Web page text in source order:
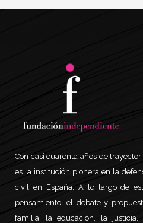
Con casi cuarenta años de
es la institución pionera en la
civil en España. A lo largo de
pensamiento, el debate y
familia, la educación, la